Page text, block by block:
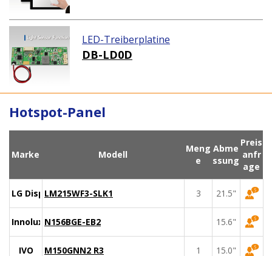
LED-Treiberplatine
DB-LD0D
Hotspot-Panel
Marke Modell
Meng
e
Abme
ssung
Preis
anfr
age
LG DisplayLM215WF3-SLK1 3 21.5"
Innolux N156BGE-EB2 15.6"
IVO M150GNN2 R3 1 15.0"